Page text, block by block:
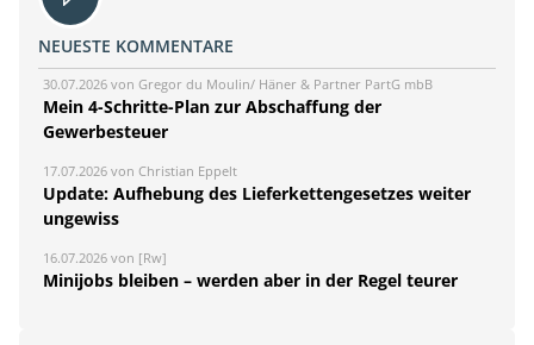
NEUESTE KOMMENTARE
30.07.2026 von Gregor du Moulin/ Häner & Partner PartG mbB
Mein 4-Schritte-Plan zur Abschaffung der
Gewerbesteuer
17.07.2026 von Christian Eppelt
Update: Aufhebung des Lieferkettengesetzes weiter
ungewiss
16.07.2026 von [Rw]
Minijobs bleiben – werden aber in der Regel teurer